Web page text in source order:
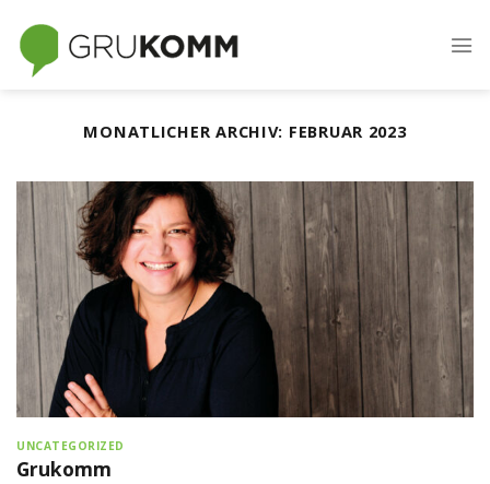
content
MONATLICHER ARCHIV: FEBRUAR 2023
UNCATEGORIZED
Grukomm